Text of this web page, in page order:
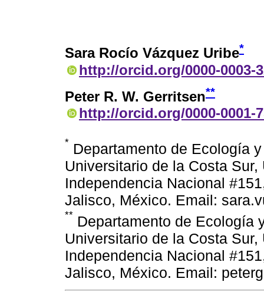
Sara Rocío Vázquez Uribe*
http://orcid.org/0000-0003-
Peter R. W. Gerritsen**
http://orcid.org/0000-0001-
* Departamento de Ecología
Universitario de la Costa
Independencia Nacional
Jalisco, México. Email:
** Departamento de Ecología
Universitario de la Costa
Independencia Nacional
Jalisco, México. Email: